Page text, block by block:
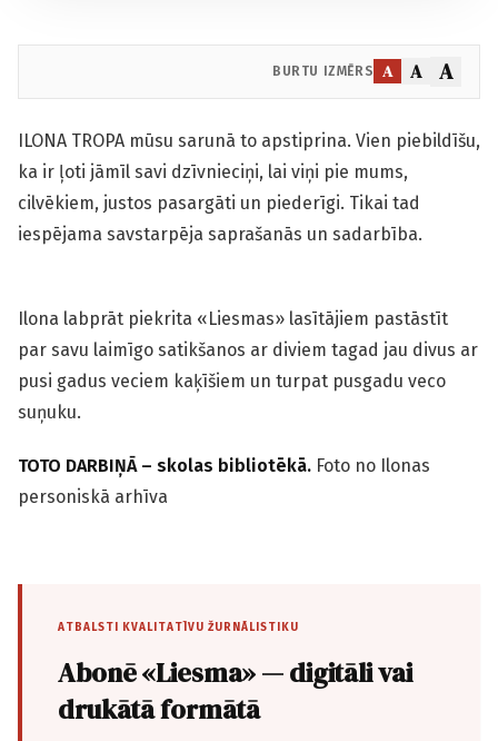
BURTU IZMĒRS A A A
ILONA TROPA mūsu sarunā to apstiprina. Vien piebildīšu,
ka ir ļoti jāmīl savi dzīvnieciņi, lai viņi pie mums,
cilvēkiem, justos pasargāti un piederīgi. Tikai tad
iespējama savstarpēja saprašanās un sadarbība.
Ilona labprāt piekrita «Liesmas» lasītājiem pastāstīt
par savu laimīgo satikšanos ar diviem tagad jau divus ar
pusi gadus veciem kaķīšiem un turpat pusgadu veco
suņuku.
TOTO DARBIŅĀ – skolas bibliotēkā. Foto no Ilonas
personiskā arhīva
ATBALSTI KVALITATĪVU ŽURNĀLISTIKU
Abonē «Liesma» — digitāli vai
drukātā formātā